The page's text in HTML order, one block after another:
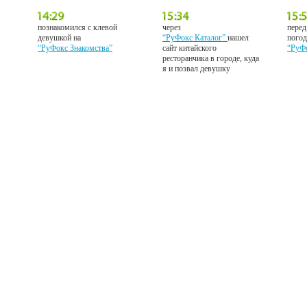
познакомился с клевой
девушкой на
“РуФокс Знакомства”
через
“РуФокс Каталог”нашел
сайт китайского
ресторанчика в городе, куда
я и позвал девушку